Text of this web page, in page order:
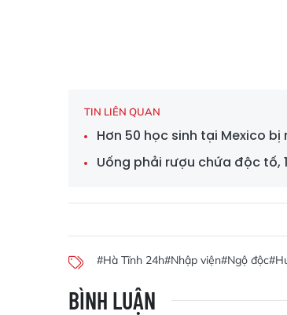
TIN LIÊN QUAN
Hơn 50 học sinh tại Mexico
Uống phải rượu chứa độc tố,
#Hà Tĩnh 24h#Nhập viện#Ngộ độc
BÌNH LUẬN